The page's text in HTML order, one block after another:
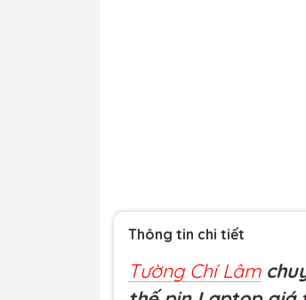
Thông tin chi tiết
Tường Chí Lâm